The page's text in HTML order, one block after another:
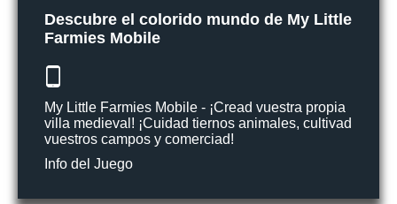
Descubre el colorido mundo de My Little
Farmies Mobile
My Little Farmies Mobile - ¡Cread vuestra propia
villa medieval! ¡Cuidad tiernos animales, cultivad
vuestros campos y comerciad!
Info del Juego